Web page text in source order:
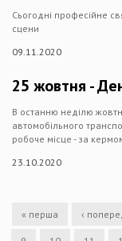
Сьогодні професійне
сцени
09.11.2020
25 жовтня -
В останню неділю
автомобільного
робоче місце - за
23.10.2020
« перша ‹